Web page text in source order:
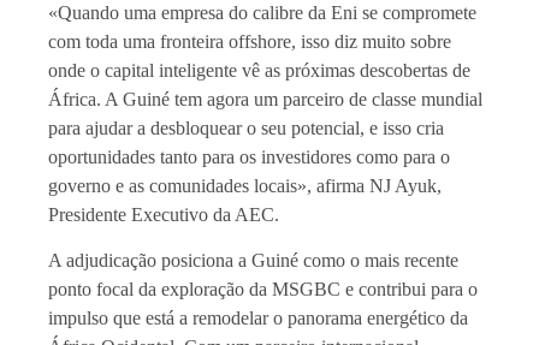
«Quando uma empresa do calibre da Eni se compromete
com toda uma fronteira offshore, isso diz muito sobre
onde o capital inteligente vê as próximas descobertas de
África. A Guiné tem agora um parceiro de classe mundial
para ajudar a desbloquear o seu potencial, e isso cria
oportunidades tanto para os investidores como para o
governo e as comunidades locais», afirma NJ Ayuk,
Presidente Executivo da AEC.
A adjudicação posiciona a Guiné como o mais recente
ponto focal da exploração da MSGBC e contribui para o
impulso que está a remodelar o panorama energético da